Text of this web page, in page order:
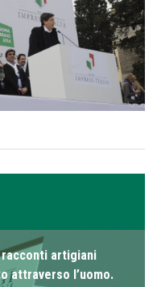
racconti artigiani
attraverso l’uomo.